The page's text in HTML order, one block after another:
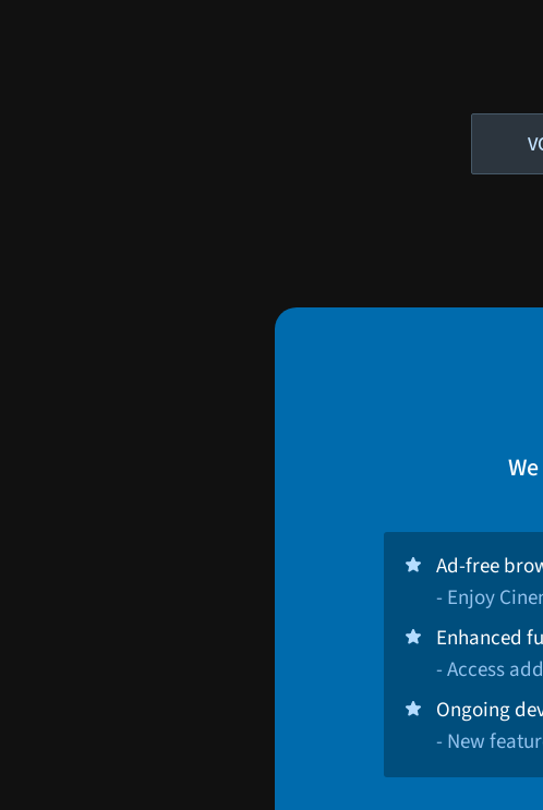
Ad-free
- Enjoy
Enhanced
- Access
Ongoing
- New